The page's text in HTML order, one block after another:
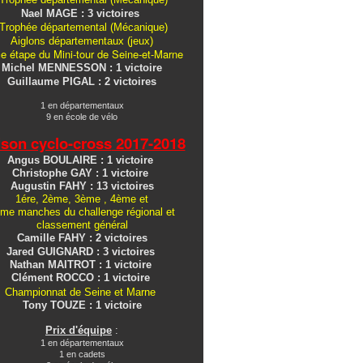
Nael MAGE : 3 victoires
Trophée départemental (Mécanique)
Aiglons départementaux (jeux)
étape du Mini-tour de Seine-et-Marne
Michel MENNESSON : 1 victoire
Guillaume PIGAL : 2 victoires
1 en départementaux
9 en école de vélo
cyclo-cross2017-2018
Angus BOULAIRE : 1 victoire
Christophe GAY : 1 victoire
Augustin FAHY : 13 victoires
1ére, 2ème, 3ème , 4ème et
manches du challenge régional et
classement général
Camille FAHY : 2 victoires
Jared GUIGNARD : 3 victoires
Nathan MAITROT : 1 victoire
Clément ROCCO : 1 victoire
Championnat de Seine et Marne
Tony TOUZE : 1 victoire
Prix d'équipe :
1 en départementaux
1 en cadets